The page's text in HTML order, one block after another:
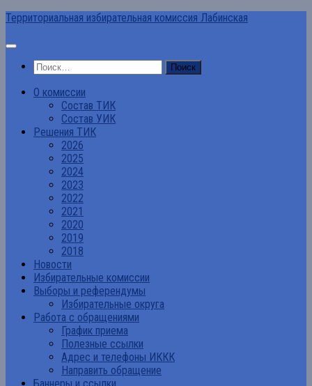
Перейти
содержимому
Территориальная избирательная комиссия Лабинская
Найти:
О комиссии
Состав ТИК
Состав УИК
Решения ТИК
2026
2025
2024
2023
2022
2021
2020
2019
2018
Новости
Избирательные комиссии
Выборы и референдумы
Избирательные округа
Работа с обращениями
График приема
Полезные ссылки
Адрес и телефоны ИККК
Направить обращение